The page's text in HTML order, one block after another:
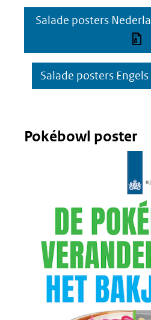
Salade posters
Salade posters Engels
Pokébowl poster